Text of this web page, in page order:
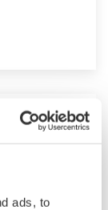
ads, to